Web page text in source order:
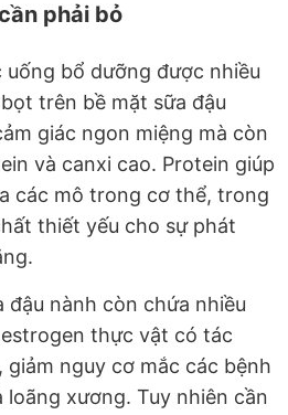
phải bỏ
uống bổ dưỡng được nhiều
trên bề mặt sữa đậu
giác ngon miệng mà còn
và canxi cao. Protein giúp
các mô trong cơ thể, trong
thiết yếu cho sự phát
đậu nành còn chứa nhiều
thực vật có tác
nguy cơ mắc các bệnh
xương. Tuy nhiên cần